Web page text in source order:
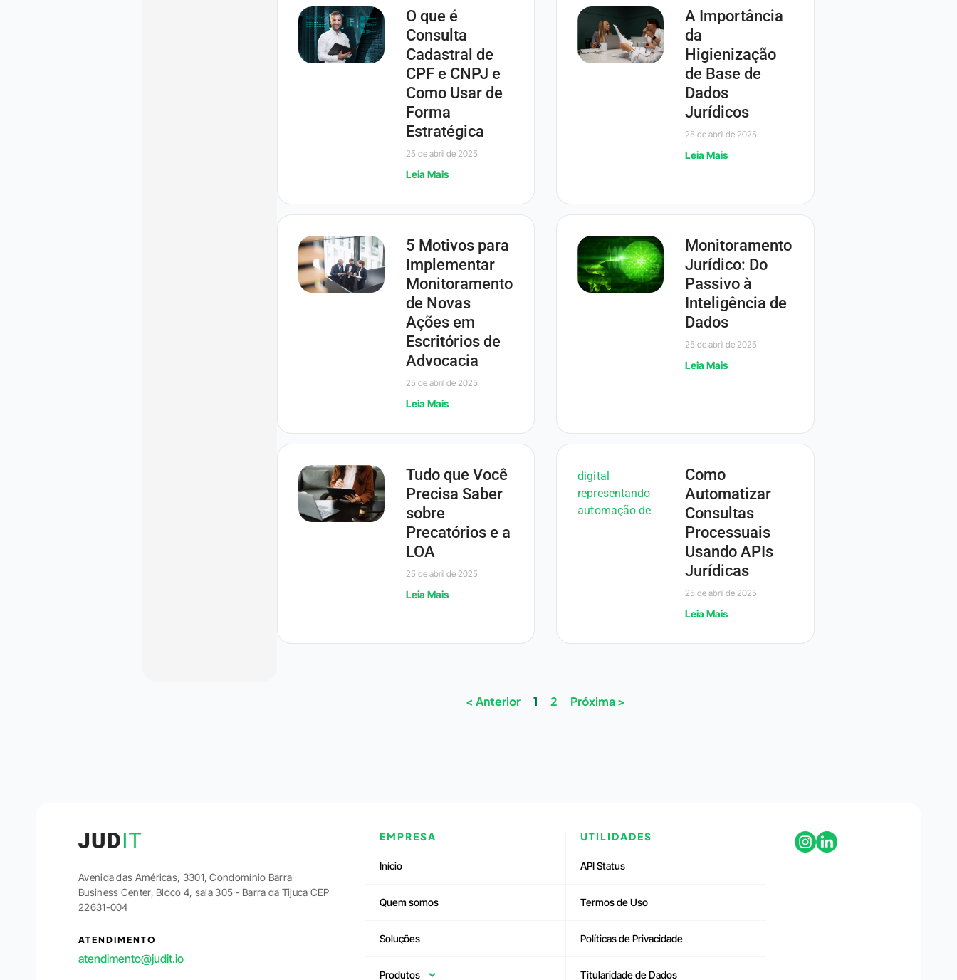
O que é
Consulta
Cadastral de
CPF e CNPJ e
Como Usar de
Forma
Estratégica
25 de abril de 2025
Leia Mais
A Importância
da
Higienização
de Base de
Dados
Jurídicos
25 de abril de 2025
Leia Mais
5 Motivos para
Implementar
Monitoramento
de Novas
Ações em
Escritórios de
Advocacia
25 de abril de 2025
Leia Mais
Monitoramento
Jurídico: Do
Passivo à
Inteligência de
Dados
25 de abril de 2025
Leia Mais
Tudo que Você
Precisa Saber
sobre
Precatórios e a
LOA
25 de abril de 2025
Leia Mais
Como
Automatizar
Consultas
Processuais
Usando APIs
Jurídicas
25 de abril de 2025
Leia Mais
< Anterior 1 2 Próxima >
Avenida das Américas, 3301, Condomínio Barra
Business Center, Bloco 4, sala 305 - Barra da Tijuca CEP
22631-004
ATENDIMENTO
atendimento@judit.io
EMPRESA
Início
Quem somos
Soluções
Produtos
UTILIDADES
API Status
Termos de Uso
Políticas de Privacidade
Titularidade de Dados